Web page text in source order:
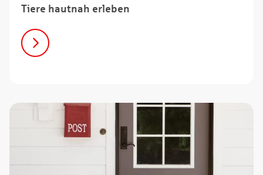
Tiere hautnah erleben